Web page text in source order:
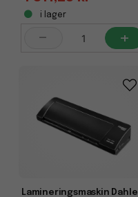
i lager
- +
Lamineringsmaskin Dahle